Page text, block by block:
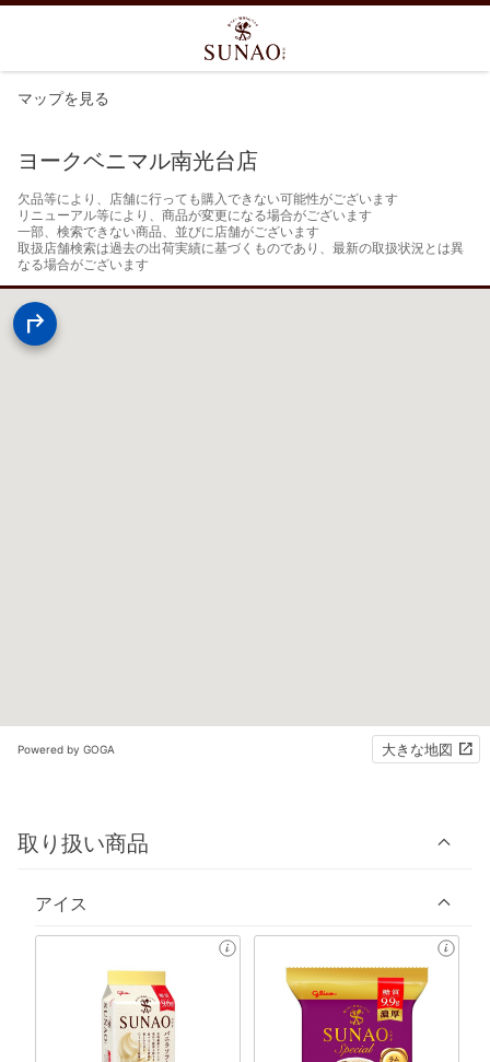
マップを見る
ヨークベニマル南光台店
欠品等により、店舗に行っても購入できない可能性がございます
リニューアル等により、商品が変更になる場合がございます
一部、検索できない商品、並びに店舗がございます
取扱店舗検索は過去の出荷実績に基づくものであり、最新の取扱状況とは異
なる場合がございます
Powered by GOGA 大きな地図
取り扱い商品
アイス